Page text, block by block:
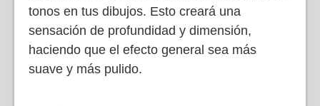
tonos en tus dibujos. Esto creará una
sensación de profundidad y dimensión,
haciendo que el efecto general sea más
suave y más pulido.